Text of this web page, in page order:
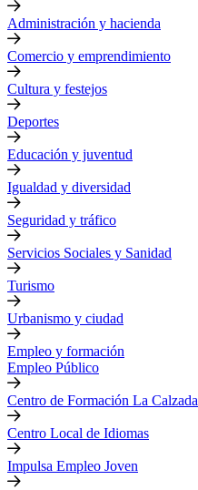
Administración y hacienda
Comercio y emprendimiento
Cultura y festejos
Deportes
Educación y juventud
Igualdad y diversidad
Seguridad y tráfico
Servicios Sociales y Sanidad
Turismo
Urbanismo y ciudad
Empleo y formación
Empleo Público
Centro de Formación La Calzada
Centro Local de Idiomas
Impulsa Empleo Joven